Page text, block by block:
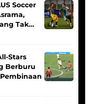
Soccer
Tak
Stars
Berburu